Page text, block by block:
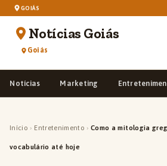
GOIÁS
Notícias Goiás
Goiás
Notícias Marketing
Início › Entretenimento › Como a mitologia
vocabulário até hoje